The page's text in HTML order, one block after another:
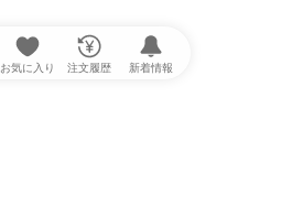
お気に入り 注文履歴 新着情報